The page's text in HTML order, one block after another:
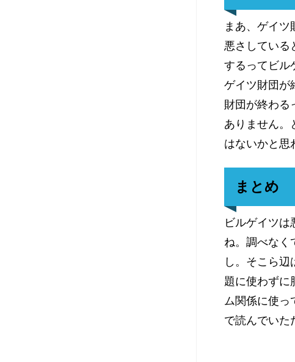
まあ、ゲイ
悪さしている
するってビル
ゲイツ財団が
財団が終わる
ありません。
はないかと思
まとめ
ビルゲイツ
ね。調べなく
し。そこら
題に使わずに
ム関係に使っ
で読んでいた